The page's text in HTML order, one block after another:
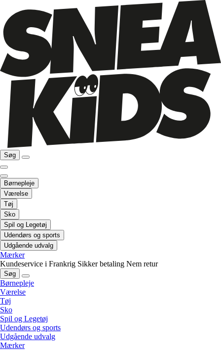
Søg
Børnepleje
Værelse
Tøj
Sko
Spil og Legetøj
Udendørs og sports
Udgående udvalg
Mærker
Kundeservice i Frankrig Sikker betaling Nem retur
Søg
Børnepleje
Værelse
Tøj
Sko
Spil og Legetøj
Udendørs og sports
Udgående udvalg
Mærker